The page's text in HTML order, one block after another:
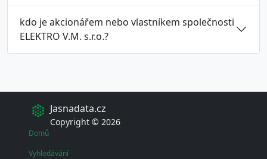
kdo je akcionářem nebo vlastníkem společnosti
ELEKTRO V.M. s.r.o.?
Jasnadata.cz
Copyright © 2026
Domů
Vyhledávání